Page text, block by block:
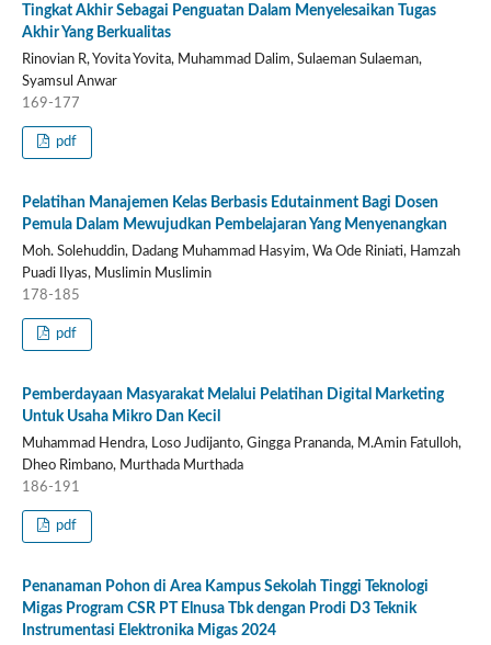
Tingkat Akhir Sebagai Penguatan Dalam Menyelesaikan Tugas
Akhir Yang Berkualitas
Rinovian R, Yovita Yovita, Muhammad Dalim, Sulaeman Sulaeman,
Syamsul Anwar
169-177
pdf
Pelatihan Manajemen Kelas Berbasis Edutainment Bagi Dosen
Pemula Dalam Mewujudkan Pembelajaran Yang Menyenangkan
Moh. Solehuddin, Dadang Muhammad Hasyim, Wa Ode Riniati, Hamzah
Puadi Ilyas, Muslimin Muslimin
178-185
pdf
Pemberdayaan Masyarakat Melalui Pelatihan Digital Marketing
Untuk Usaha Mikro Dan Kecil
Muhammad Hendra, Loso Judijanto, Gingga Prananda, M.Amin Fatulloh,
Dheo Rimbano, Murthada Murthada
186-191
pdf
Penanaman Pohon di Area Kampus Sekolah Tinggi Teknologi
Migas Program CSR PT Elnusa Tbk dengan Prodi D3 Teknik
Instrumentasi Elektronika Migas 2024